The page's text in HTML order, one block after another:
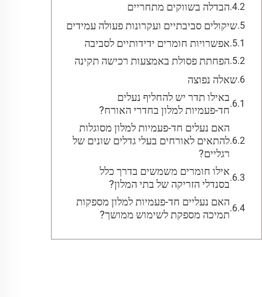
הבדלה בשווקים מתחריים
שיקולים סביבתיים ועקרונות פעולה עמידים
אפשרויות חומרים ידידותיים לסביבה
הפחתת פסולת באמצעות רכישה תקינה
שאלה נפוצה
באילו תדר יש להחליף נעלים
חד-פעמיות למלון בחדרי האורח?
האם נעלים חד-פעמיות למלון מסוגלות
להתאים לאורחים בעלי גדלים שונים של
רגליים?
אילו חומרים משמשים בדרך כלל
בסנדלי הזריקה של בתי המלון?
האם נעליים חד-פעמיות למלון מספקות
תמיכה מספקת לשימוש ממושך?